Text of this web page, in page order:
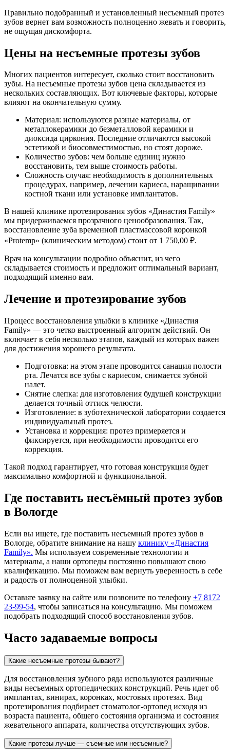
Правильно подобранный и установленный несъемный протез
зубов вернет вам возможность полноценно жевать и говорить,
не ощущая дискомфорта.
Цены на несъемные протезы зубов
Многих пациентов интересует, сколько стоит восстановить
зубы. На несъемные протезы зубов цена складывается из
нескольких составляющих. Вот ключевые факторы, которые
влияют на окончательную сумму.
Материал: используются разные материалы, от
металлокерамики до безметалловой керамики и
диоксида циркония. Последние отличаются высокой
эстетикой и биосовместимостью, но стоят дороже.
Количество зубов: чем больше единиц нужно
восстановить, тем выше стоимость работы.
Сложность случая: необходимость в дополнительных
процедурах, например, лечении кариеса, наращивании
костной ткани или установке имплантатов.
В нашей клинике протезирования зубов «Династия Family»
мы придерживаемся прозрачного ценообразования. Так,
восстановление зуба временной пластмассовой коронкой
«Protemp» (клиническим методом) стоит от 1 750,00 ₽.
Врач на консультации подробно объяснит, из чего
складывается стоимость и предложит оптимальный вариант,
подходящий именно вам.
Лечение и протезирование зубов
Процесс восстановления улыбки в клинике «Династия
Family» — это четко выстроенный алгоритм действий. Он
включает в себя несколько этапов, каждый из которых важен
для достижения хорошего результата.
Подготовка: на этом этапе проводится санация полости
рта. Лечатся все зубы с кариесом, снимается зубной
налет.
Снятие слепка: для изготовления будущей конструкции
делается точный оттиск челюсти.
Изготовление: в зуботехнической лаборатории создается
индивидуальный протез.
Установка и коррекция: протез примеряется и
фиксируется, при необходимости проводится его
коррекция.
Такой подход гарантирует, что готовая конструкция будет
максимально комфортной и функциональной.
Где поставить несъёмный протез зубов
в Вологде
Если вы ищете, где поставить несъемный протез зубов в
Вологде, обратите внимание на нашу клинику «Династия
Family». Мы используем современные технологии и
материалы, а наши ортопеды постоянно повышают свою
квалификацию. Мы поможем вам вернуть уверенность в себе
и радость от полноценной улыбки.
Оставьте заявку на сайте или позвоните по телефону +7 8172
23-99-54, чтобы записаться на консультацию. Мы поможем
подобрать подходящий способ восстановления зубов.
Часто задаваемые вопросы
Какие несъемные протезы бывают?
Для восстановления зубного ряда используются различные
виды несъемных ортопедических конструкций. Речь идет об
имплантах, винирах, коронках, мостовых протезах. Вид
протезирования подбирает стоматолог-ортопед исходя из
возраста пациента, общего состояния организма и состояния
жевательного аппарата, количества отсутствующих зубов.
Какие протезы лучше — съемные или несъемные?